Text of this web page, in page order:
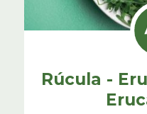
Rúcula -